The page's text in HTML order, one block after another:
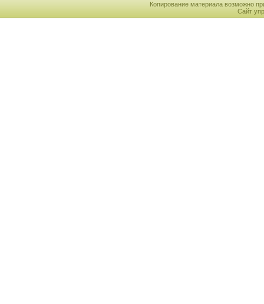
Копирование материала возможно
Сайт